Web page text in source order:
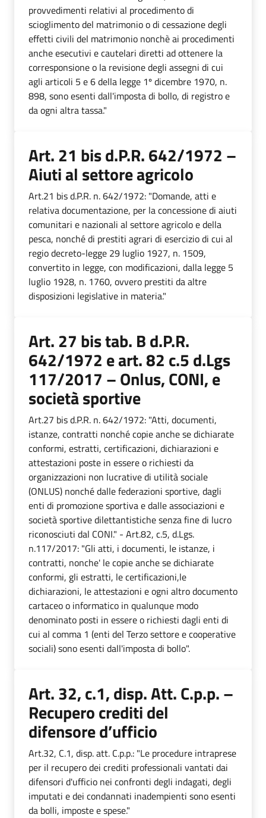
provvedimenti relativi al procedimento di
scioglimento del matrimonio o di cessazione degli
effetti civili del matrimonio nonchè ai procedimenti
anche esecutivi e cautelari diretti ad ottenere la
corresponsione o la revisione degli assegni di cui
agli articoli 5 e 6 della legge 1º dicembre 1970, n.
898, sono esenti dall'imposta di bollo, di registro e
da ogni altra tassa."
Art. 21 bis d.P.R. 642/1972 –
Aiuti al settore agricolo
Art.21 bis d.P.R. n. 642/1972: "Domande, atti e
relativa documentazione, per la concessione di aiuti
comunitari e nazionali al settore agricolo e della
pesca, nonché di prestiti agrari di esercizio di cui al
regio decreto-legge 29 luglio 1927, n. 1509,
convertito in legge, con modificazioni, dalla legge 5
luglio 1928, n. 1760, ovvero prestiti da altre
disposizioni legislative in materia."
Art. 27 bis tab. B d.P.R.
642/1972 e art. 82 c.5 d.Lgs
117/2017 – Onlus, CONI, e
società sportive
Art.27 bis d.P.R. n. 642/1972: "Atti, documenti,
istanze, contratti nonché copie anche se dichiarate
conformi, estratti, certificazioni, dichiarazioni e
attestazioni poste in essere o richiesti da
organizzazioni non lucrative di utilità sociale
(ONLUS) nonché dalle federazioni sportive, dagli
enti di promozione sportiva e dalle associazioni e
società sportive dilettantistiche senza fine di lucro
riconosciuti dal CONI." - Art.82, c.5, d.Lgs.
n.117/2017: "Gli atti, i documenti, le istanze, i
contratti, nonche' le copie anche se dichiarate
conformi, gli estratti, le certificazioni,le
dichiarazioni, le attestazioni e ogni altro documento
cartaceo o informatico in qualunque modo
denominato posti in essere o richiesti dagli enti di
cui al comma 1 (enti del Terzo settore e cooperative
sociali) sono esenti dall'imposta di bollo".
Art. 32, c.1, disp. Att. C.p.p. –
Recupero crediti del
difensore d’ufficio
Art.32, C.1, disp. att. C.p.p.: "Le procedure intraprese
per il recupero dei crediti professionali vantati dai
difensori d'ufficio nei confronti degli indagati, degli
imputati e dei condannati inadempienti sono esenti
da bolli, imposte e spese."